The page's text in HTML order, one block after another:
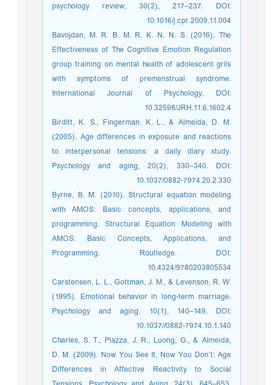
psychology review, 30(2), 217–237. DOI:
10.1016/j.cpr.2009.11.004
Bavojdan, M. R. B. M. R. K. N. N. S. (2016). The
Effectiveness of The Cognitive Emotion Regulation
group training on mental health of adolescent grils
with symptoms of premenstrual syndrome.
International Journal of Psychology. DOI:
10.32598/JRH.11.6.1602.4
Birditt, K. S., Fingerman, K. L., & Almeida, D. M.
(2005). Age differences in exposure and reactions
to interpersonal tensions: a daily diary study.
Psychology and aging, 20(2), 330–340. DOI:
10.1037/0882-7974.20.2.330
Byrne, B. M. (2010). Structural equation modeling
with AMOS: Basic concepts, applications, and
programming. Structural Equation Modeling with
AMOS: Basic Concepts, Applications, and
Programming. Routledge. DOI:
10.4324/9780203805534
Carstensen, L. L., Gottman, J. M., & Levenson, R. W.
(1995). Emotional behavior in long-term marriage.
Psychology and aging, 10(1), 140–149. DOI:
10.1037//0882-7974.10.1.140
Charles, S. T., Piazza, J. R., Luong, G., & Almeida,
D. M. (2009). Now You See It, Now You Don’t: Age
Differences in Affective Reactivity to Social